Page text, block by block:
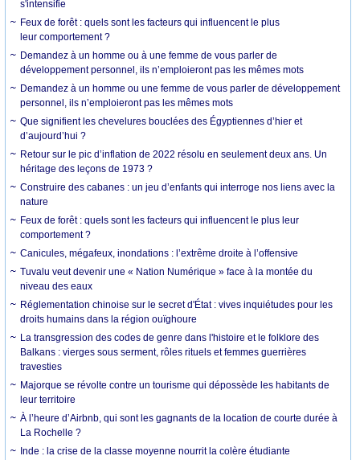
s'intensifie
Feux de forêt : quels sont les facteurs qui influencent le plus
leur comportement ?
Demandez à un homme ou à une femme de vous parler de
développement personnel, ils n’emploieront pas les mêmes mots
Demandez à un homme ou une femme de vous parler de développement
personnel, ils n’emploieront pas les mêmes mots
Que signifient les chevelures bouclées des Égyptiennes d’hier et
d’aujourd’hui ?
Retour sur le pic d’inflation de 2022 résolu en seulement deux ans. Un
héritage des leçons de 1973 ?
Construire des cabanes : un jeu d’enfants qui interroge nos liens avec la
nature
Feux de forêt : quels sont les facteurs qui influencent le plus leur
comportement ?
Canicules, mégafeux, inondations : l’extrême droite à l’offensive
Tuvalu veut devenir une « Nation Numérique » face à la montée du
niveau des eaux
Réglementation chinoise sur le secret d'État : vives inquiétudes pour les
droits humains dans la région ouïghoure
La transgression des codes de genre dans l'histoire et le folklore des
Balkans : vierges sous serment, rôles rituels et femmes guerrières
travesties
Majorque se révolte contre un tourisme qui dépossède les habitants de
leur territoire
À l’heure d’Airbnb, qui sont les gagnants de la location de courte durée à
La Rochelle ?
Inde : la crise de la classe moyenne nourrit la colère étudiante